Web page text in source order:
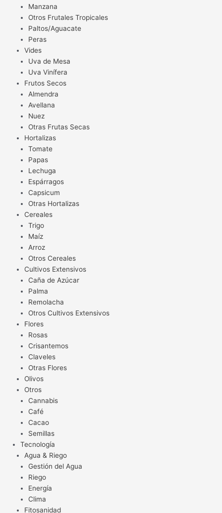
Manzana
Otros Frutales Tropicales
Paltos/Aguacate
Peras
Vides
Uva de Mesa
Uva Vinífera
Frutos Secos
Almendra
Avellana
Nuez
Otras Frutas Secas
Hortalizas
Tomate
Papas
Lechuga
Espárragos
Capsicum
Otras Hortalizas
Cereales
Trigo
Maíz
Arroz
Otros Cereales
Cultivos Extensivos
Caña de Azúcar
Palma
Remolacha
Otros Cultivos Extensivos
Flores
Rosas
Crisantemos
Claveles
Otras Flores
Olivos
Otros
Cannabis
Café
Cacao
Semillas
Tecnología
Agua & Riego
Gestión del Agua
Riego
Energía
Clima
Fitosanidad